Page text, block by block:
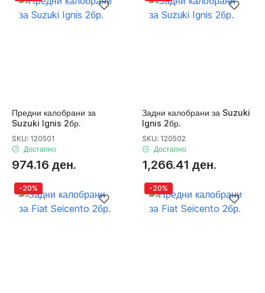
Предни калобрани за
Suzuki Ignis 2бр.
SKU: 120501
Достапно
974.16 ден.
Задни калобрани за Suzuki
Ignis 2бр.
SKU: 120502
Достапно
1,266.41 ден.
-20% -20%